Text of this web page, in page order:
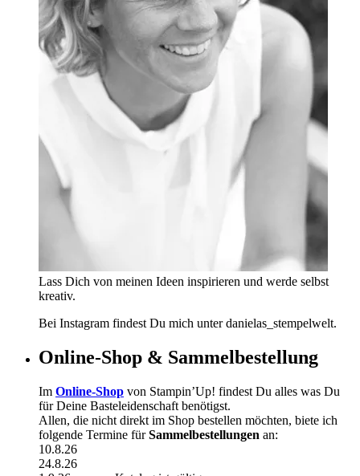
Lass Dich von meinen Ideen inspirieren und werde selbst
kreativ.
Bei Instagram findest Du mich unter danielas_stempelwelt.
Online-Shop & Sammelbestellung
Im Online-Shop von Stampin’Up! findest Du alles was Du
für Deine Basteleidenschaft benötigst.
Allen, die nicht direkt im Shop bestellen möchten, biete ich
folgende Termine fürSammelbestellungen an:
10.8.26
24.8.26